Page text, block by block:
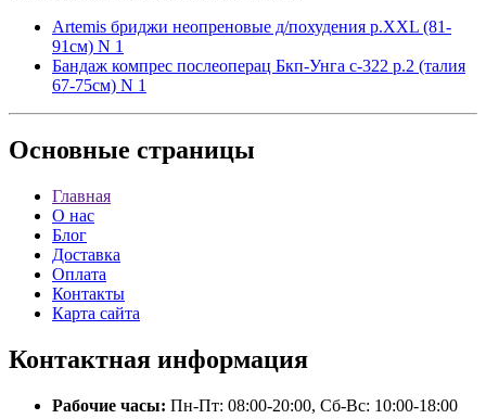
Artemis бриджи неопреновые д/похудения р.XXL (81-
91см) N 1
Бандаж компрес послеоперац Бкп-Унга с-322 р.2 (талия
67-75см) N 1
Основные страницы
Главная
О нас
Блог
Доставка
Оплата
Контакты
Карта сайта
Контактная информация
Рабочие часы: Пн-Пт: 08:00-20:00, Сб-Вс: 10:00-18:00